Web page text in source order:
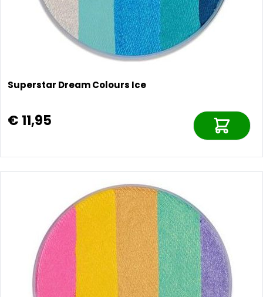
Superstar Dream Colours Ice
€ 11,95